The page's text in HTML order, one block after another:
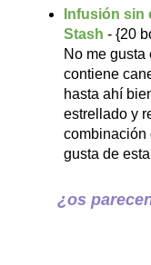
Infusión sin
Stash - {20
No me gusta
contiene
hasta ahí
estrellado y
combinación
gusta de
¿os